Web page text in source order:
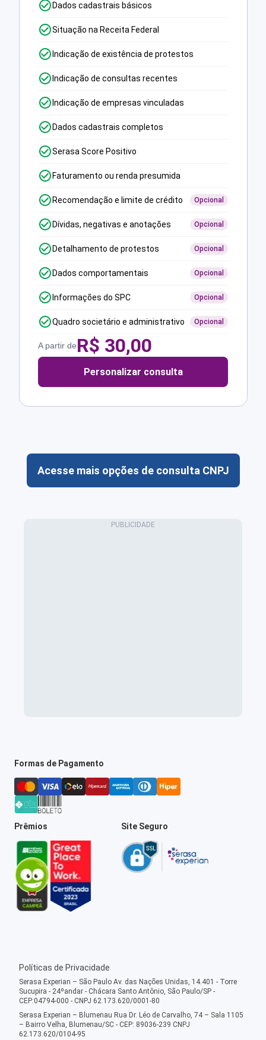
Dados cadastrais básicos
Situação na Receita Federal
Indicação de existência de protestos
Indicação de consultas recentes
Indicação de empresas vinculadas
Dados cadastrais completos
Serasa Score Positivo
Faturamento ou renda presumida
Recomendação e limite de crédito Opcional
Dívidas, negativas e anotações Opcional
Detalhamento de protestos Opcional
Dados comportamentais Opcional
Informações do SPC Opcional
Quadro societário e administrativo Opcional
A partir deR$ 30,00
Personalizar consulta
Acesse mais opções de consulta CNPJ
Formas de Pagamento
Prêmios Site Seguro
Políticas de Privacidade
Serasa Experian – São Paulo Av. das Nações Unidas, 14.401 - Torre
Sucupira - 24ºandar - Chácara Santo Antônio, São Paulo/SP -
CEP:04794-000 - CNPJ 62.173.620/0001-80
Serasa Experian – Blumenau Rua Dr. Léo de Carvalho, 74 – Sala 1105
– Bairro Velha, Blumenau/SC - CEP: 89036-239 CNPJ
62.173.620/0104-95